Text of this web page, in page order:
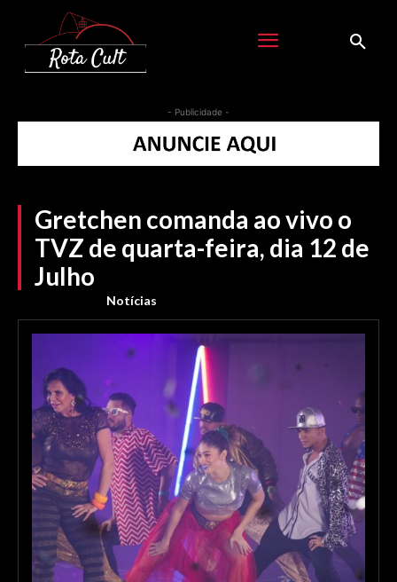
- Publicidade -
Gretchen comanda ao vivo o
TVZ de quarta-feira, dia 12 de
Julho
Notícias